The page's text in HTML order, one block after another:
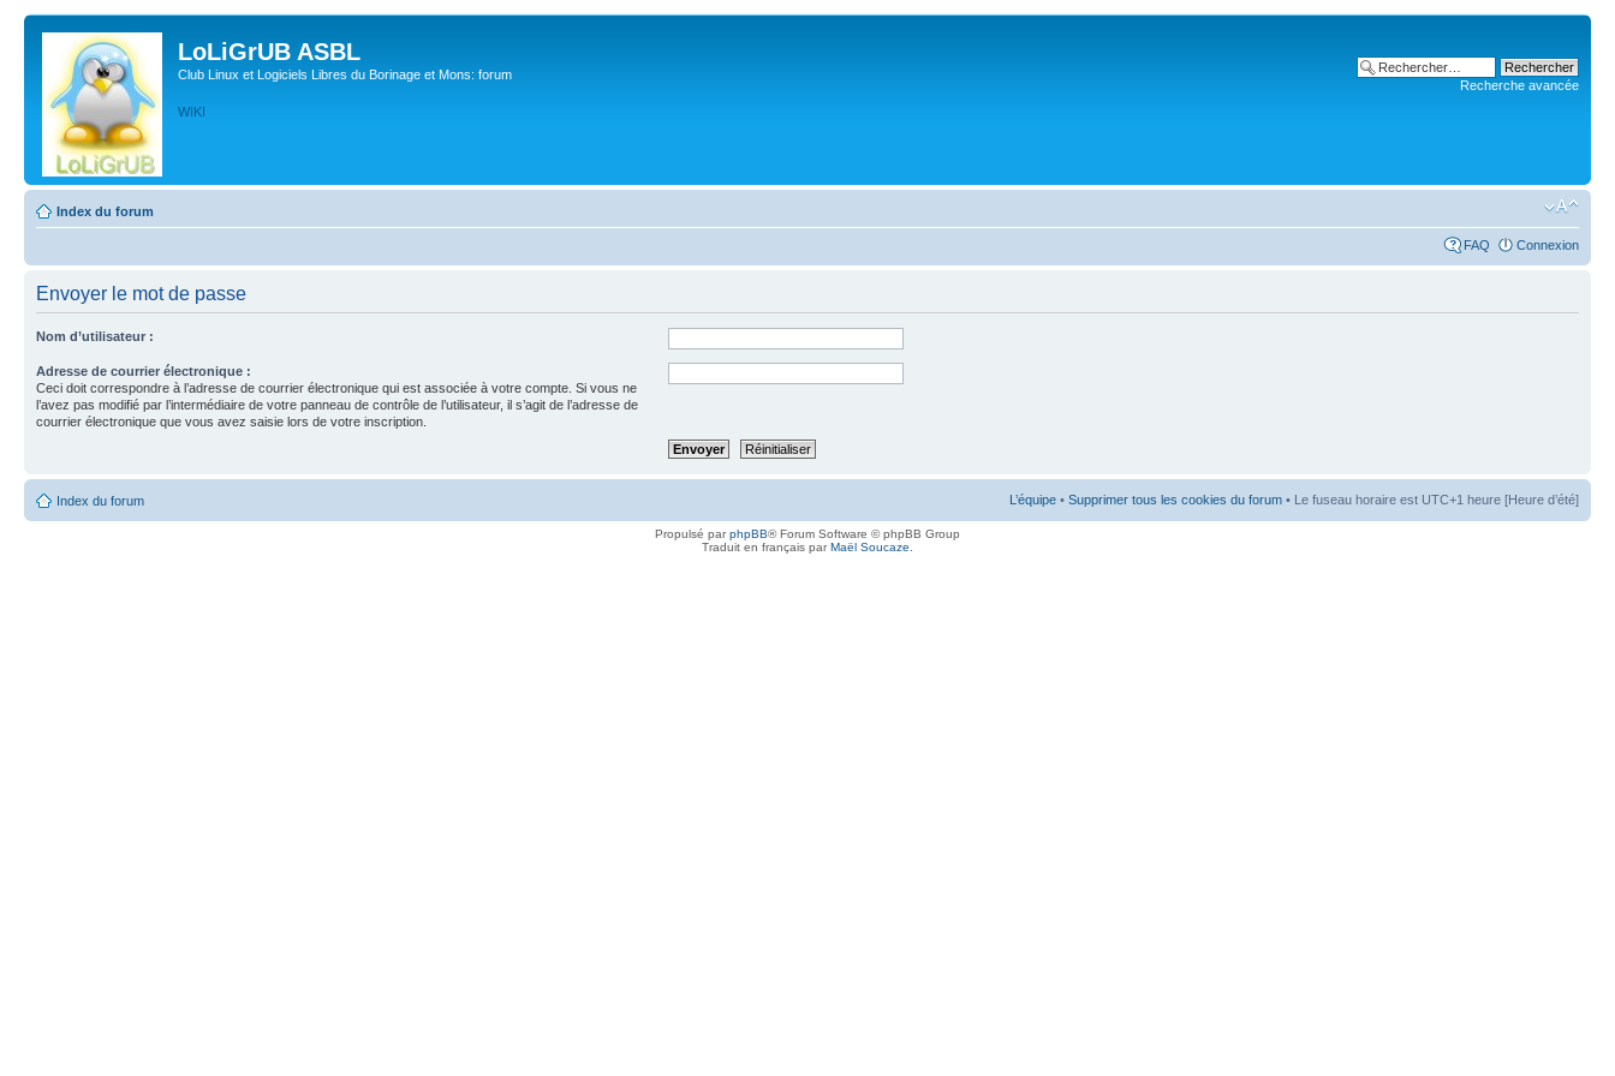
LoLiGrUB ASBL
Club Linux et Logiciels Libres du Borinage et Mons: forum
WIKI
Recherche avancée
Index du forum
FAQ Connexion
Envoyer le mot de passe
Nom d’utilisateur :
Adresse de courrier électronique :
Ceci doit correspondre à l’adresse de courrier électronique qui est associée à votre compte. Si vous ne
l’avez pas modifié par l’intermédiaire de votre panneau de contrôle de l’utilisateur, il s’agit de l’adresse de
courrier électronique que vous avez saisie lors de votre inscription.
Index du forum L’équipe • Supprimer tous les cookies du forum • Le fuseau horaire est UTC+1 heure [Heure d’été]
Propulsé parphpBB® Forum Software © phpBB Group
Traduit en français parMaël Soucaze